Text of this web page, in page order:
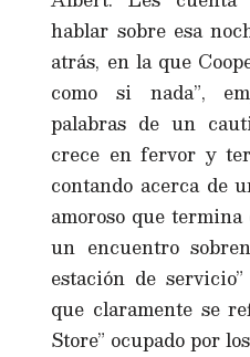
hablar sobre esa
atrás, en la que
como si nada”,
palabras de un
crece en fervor y
contando acerca de
amoroso que
un encuentro
estación de
que claramente se
Store” ocupado por